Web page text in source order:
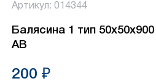
Артикул: 014344
Балясина 1 тип 50х50х900
АВ
200 ₽